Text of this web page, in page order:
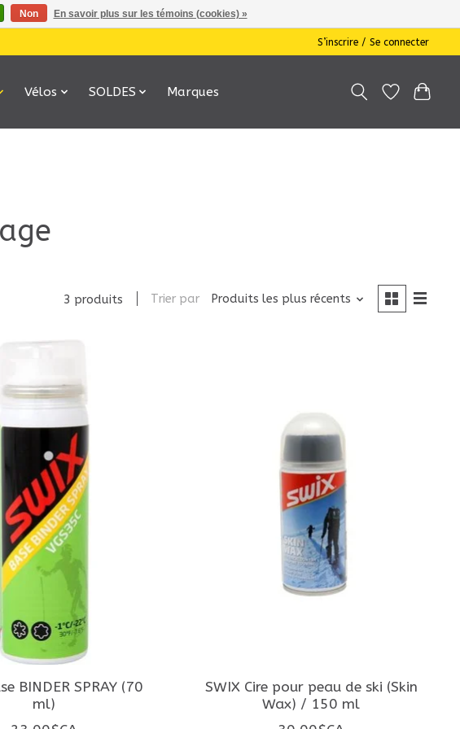
S’inscrire / Se connecter
Vélos SOLDES Marques
3 produits Trier par Produits les plus récents
BINDER SPRAY (70
ml)
SWIX Cire pour peau de ski (Skin
Wax) / 150 ml
Non En savoir plus sur les témoins (cookies) »